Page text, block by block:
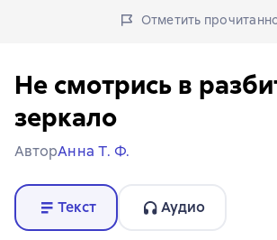
Отметить
Не смотрись в
зеркало
АвторАнна Т. Ф.
Текст Аудио